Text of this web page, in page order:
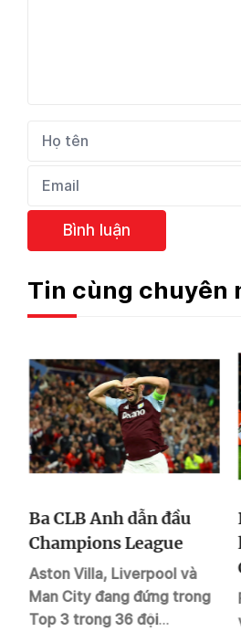
Bình luận
Tin cùng chuyên
Ba CLB Anh dẫn đầu
Champions League
Aston Villa, Liverpool và
Man City đang đứng trong
Top 3 trong 36 đội